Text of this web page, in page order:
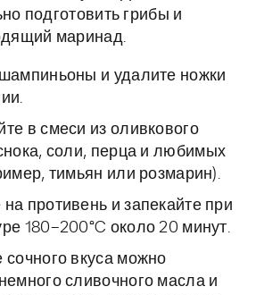
подготовить грибы и
маринад.
и удалите ножки
в смеси из оливкового
соли, перца и любимых
тимьян или розмарин).
противень и запекайте при
180–200°C около 20 минут.
вкуса можно
сливочного масла и